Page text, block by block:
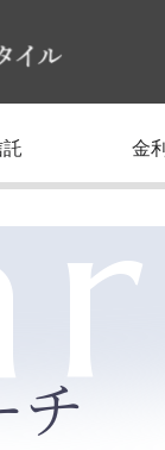
金
チ